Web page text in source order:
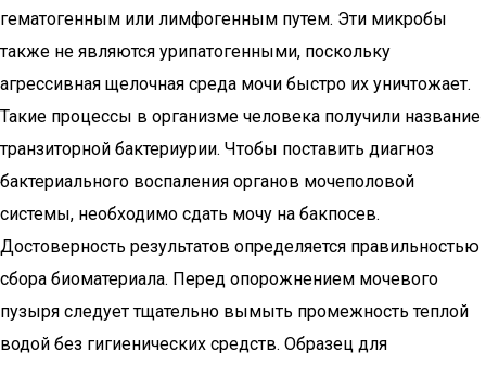
гематогенным или лимфогенным путем. Эти микробы
также не являются урипатогенными, поскольку
агрессивная щелочная среда мочи быстро их уничтожает.
Такие процессы в организме человека получили название
транзиторной бактериурии. Чтобы поставить диагноз
бактериального воспаления органов мочеполовой
системы, необходимо сдать мочу на бакпосев.
Достоверность результатов определяется правильностью
сбора биоматериала. Перед опорожнением мочевого
пузыря следует тщательно вымыть промежность теплой
водой без гигиенических средств. Образец для